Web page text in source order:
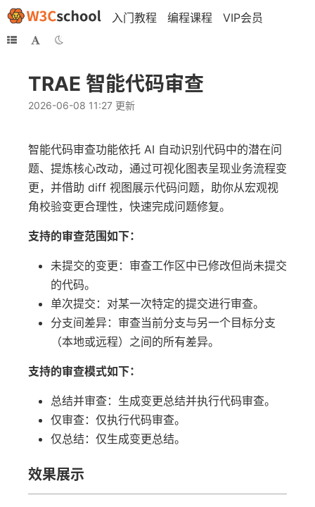
入门教程 编程课程 VIP会员
TRAE 智能代码审查
2026-06-08 11:27 更新
智能代码审查功能依托 AI 自动识别代码中的潜在问
题、提炼核心改动，通过可视化图表呈现业务流程变
更，并借助 diff 视图展示代码问题，助你从宏观视
角校验变更合理性，快速完成问题修复。
支持的审查范围如下：
未提交的变更：审查工作区中已修改但尚未提交
的代码。
单次提交：对某一次特定的提交进行审查。
分支间差异：审查当前分支与另一个目标分支
（本地或远程）之间的所有差异。
支持的审查模式如下：
总结并审查：生成变更总结并执行代码审查。
仅审查：仅执行代码审查。
仅总结：仅生成变更总结。
效果展示